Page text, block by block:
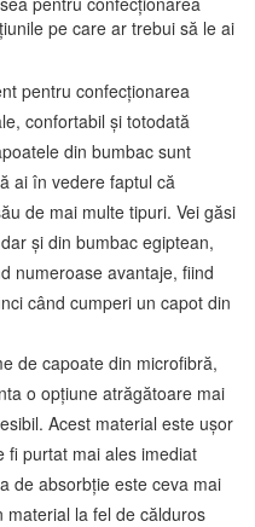
pe care ar trebui să le ai
pentru confecționarea
confortabil și totodată
din bumbac sunt
ai în vedere faptul că
de mai multe tipuri. Vei găsi
și din bumbac egiptean,
numeroase avantaje, fiind
când cumperi un capot din
de capoate din microfibră,
o opțiune atrăgătoare mai
Acest material este ușor
fi purtat mai ales imediat
de absorbție este ceva mai
material la fel de călduros